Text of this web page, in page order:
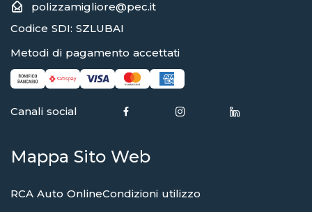
polizzamigliore@pec.it
Codice SDI: SZLUBAI
Metodi di pagamento accettati
Canali social
Mappa Sito Web
RCA Auto OnlineCondizioni utilizzo